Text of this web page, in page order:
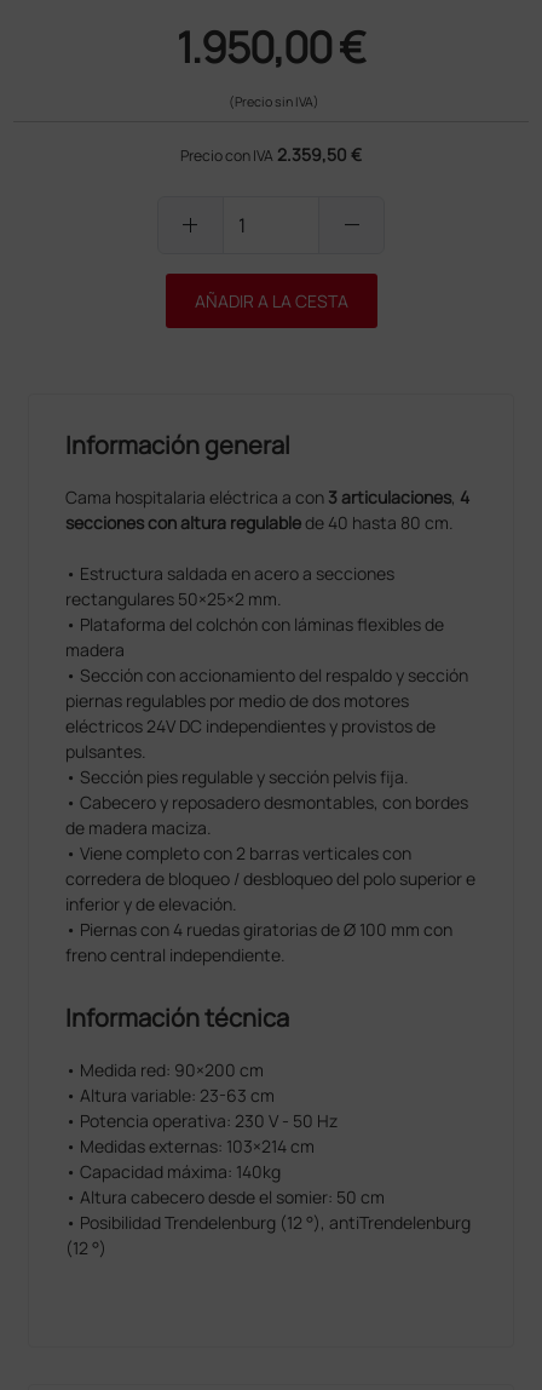
1.950,00 €
(Precio sin IVA)
Precio con IVA 2.359,50 €
add remove
AÑADIR A LA CESTA
Información general
Cama hospitalaria eléctrica a con 3 articulaciones, 4
secciones con altura regulablede 40 hasta 80 cm.
• Estructura saldada en acero a secciones
rectangulares 50×25×2 mm.
• Plataforma del colchón con láminas flexibles de
madera
• Sección con accionamiento del respaldo y sección
piernas regulables por medio de dos motores
eléctricos 24V DC independientes y provistos de
pulsantes.
• Sección pies regulable y sección pelvis fija.
• Cabecero y reposadero desmontables, con bordes
de madera maciza.
• Viene completo con 2 barras verticales con
corredera de bloqueo / desbloqueo del polo superior e
inferior y de elevación.
• Piernas con 4 ruedas giratorias de Ø 100 mm con
freno central independiente.
Información técnica
• Medida red: 90×200 cm
• Altura variable: 23-63 cm
• Potencia operativa: 230 V - 50 Hz
• Medidas externas: 103×214 cm
• Capacidad máxima: 140kg
• Altura cabecero desde el somier: 50 cm
• Posibilidad Trendelenburg (12 °), antiTrendelenburg
(12 °)